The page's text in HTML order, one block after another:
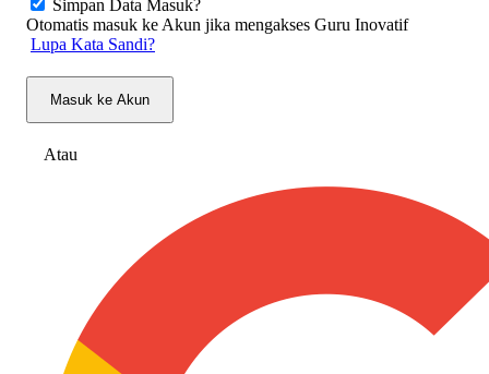
Simpan Data Masuk?
Otomatis masuk ke Akun jika mengakses Guru Inovatif
Lupa Kata Sandi?
Masuk ke Akun
Atau